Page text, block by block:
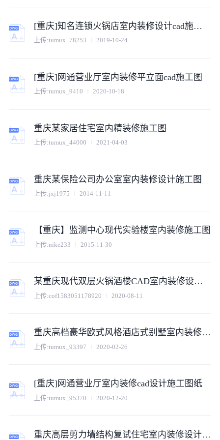
[重庆]知名连锁火锅店室内装修设计cad施工图
上传:tumux_78253 2019-10-24
[重庆]网通营业厅室内装修平立面cad施工图
上传:tumux_9410 2020-10-18
重庆某家居住宅室内精装修施工图
上传:tumux_44000 2021-04-03
重庆某保险公司办公室室内装修设计施工图
上传:jxj1975 2014-11-11
【重庆】监测中心现代实验楼室内装修施工图
上传:nike233 2015-11-30
某重庆现代双层火锅酒楼CAD室内装修设计施工图平面
上传:cof1583051178920 2020-08-11
重庆高档豪华欧式风格酒店式别墅室内装修施工图
上传:tumux_93397 2020-02-26
[重庆]网通营业厅室内装修cad设计施工图纸
上传:tumux_95370 2020-12-20
重庆高层剪力墙结构复试住宅室内装修设计施工图